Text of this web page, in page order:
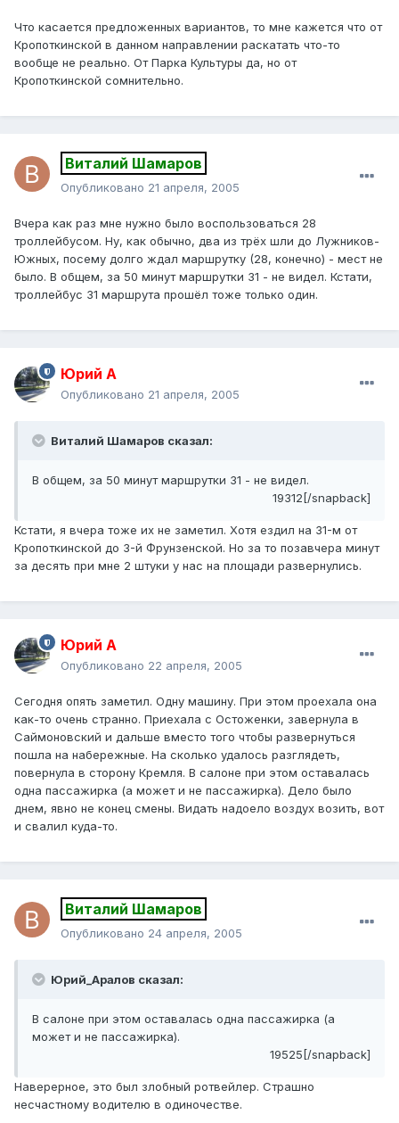
Что касается предложенных вариантов, то мне кажется что от
Кропоткинской в данном направлении раскатать что-то
вообще не реально. От Парка Культуры да, но от
Кропоткинской сомнительно.
Виталий Шамаров
Опубликовано 21 апреля, 2005
Вчера как раз мне нужно было воспользоваться 28
троллейбусом. Ну, как обычно, два из трёх шли до Лужников-
Южных, посему долго ждал маршрутку (28, конечно) - мест не
было. В общем, за 50 минут маршрутки 31 - не видел. Кстати,
троллейбус 31 маршрута прошёл тоже только один.
Юрий А
Опубликовано 21 апреля, 2005
Виталий Шамаров сказал:
В общем, за 50 минут маршрутки 31 - не видел.
19312[/snapback]
Кстати, я вчера тоже их не заметил. Хотя ездил на 31-м от
Кропоткинской до 3-й Фрунзенской. Но за то позавчера минут
за десять при мне 2 штуки у нас на площади развернулись.
Юрий А
Опубликовано 22 апреля, 2005
Сегодня опять заметил. Одну машину. При этом проехала она
как-то очень странно. Приехала с Остоженки, завернула в
Саймоновский и дальше вместо того чтобы развернуться
пошла на набережные. На сколько удалось разглядеть,
повернула в сторону Кремля. В салоне при этом оставалась
одна пассажирка (а может и не пассажирка). Дело было
днем, явно не конец смены. Видать надоело воздух возить, вот
и свалил куда-то.
Виталий Шамаров
Опубликовано 24 апреля, 2005
Юрий_Аралов сказал:
В салоне при этом оставалась одна пассажирка (а
может и не пассажирка).
19525[/snapback]
Наверерное, это был злобный ротвейлер. Страшно
несчастному водителю в одиночестве.